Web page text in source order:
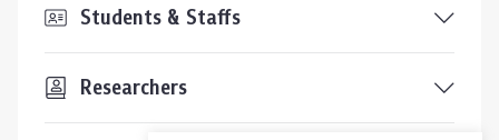
Students & Staffs
Researchers